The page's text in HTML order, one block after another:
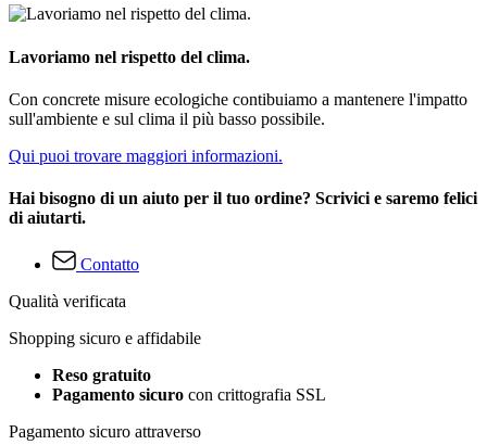
Lavoriamo nel rispetto del clima.
Con concrete misure ecologiche contibuiamo a mantenere l'impatto
sull'ambiente e sul clima il più basso possibile.
Qui puoi trovare maggiori informazioni.
Hai bisogno di un aiuto per il tuo ordine? Scrivici e saremo felici
di aiutarti.
Contatto
Qualità verificata
Shopping sicuro e affidabile
Reso gratuito
Pagamento sicuro con crittografia SSL
Pagamento sicuro attraverso